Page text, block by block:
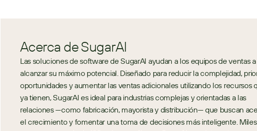
Acerca de SugarAI
Las soluciones de software de SugarAI ayudan a los equipos de ventas a
alcanzar su máximo potencial. Diseñado para reducir la complejidad,
oportunidades y aumentar las ventas adicionales utilizando los recursos
ya tienen, SugarAI es ideal para industrias complejas y orientadas a las
relaciones —como fabricación, mayorista y distribución— que buscan
el crecimiento y fomentar una toma de decisiones más inteligente.